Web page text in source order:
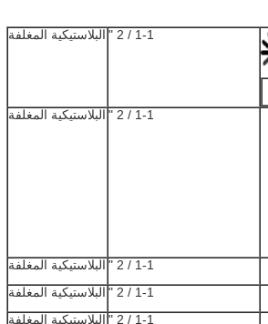
1-1 / 2 " البلاستيكية المغلفة
1-1 / 2 " البلاستيكية المغلفة
1-1 / 2 "
البلاستيكية المغلفة
1-1 / 2 "
البلاستيكية المغلفة
1-1 / 2 " البلاستيكية المغلفة